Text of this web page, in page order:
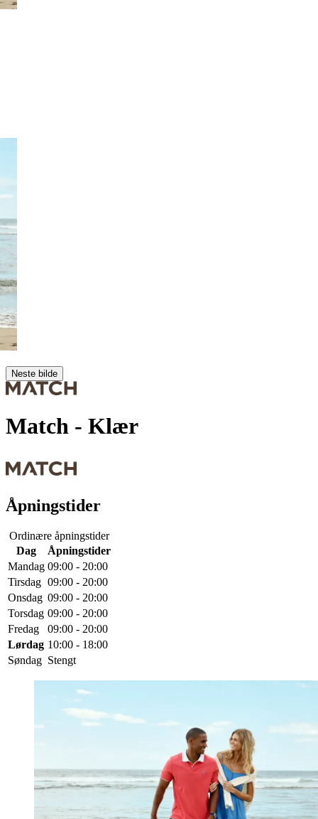
Neste bilde
Match - Klær
Åpningstider
Ordinære åpningstider
Dag
Åpningstider
Mandag 09:00 - 20:00
Tirsdag 09:00 - 20:00
Onsdag 09:00 - 20:00
Torsdag 09:00 - 20:00
Fredag
09:00 - 20:00
Lørdag 10:00 - 18:00
Søndag Stengt